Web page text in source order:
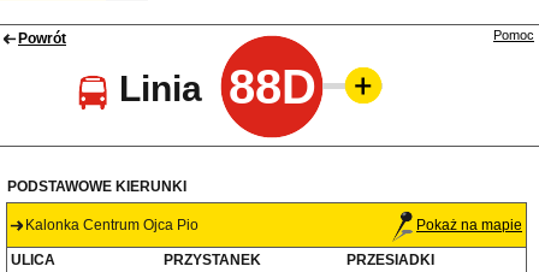
Powrót
Linia 88D
Pomoc
PODSTAWOWE KIERUNKI
Kalonka Centrum Ojca Pio Pokaż na mapie
ULICA PRZYSTANEK
PRZESIADKI